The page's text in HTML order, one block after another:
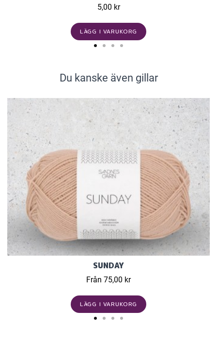
5,00 kr
LÄGG I VARUKORG
Du kanske även gillar
SUNDAY
Från 75,00 kr
LÄGG I VARUKORG